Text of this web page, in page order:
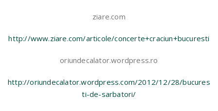
ziare.com
http://www.ziare.com/articole/concerte+craciun+bucuresti
oriundecalator.wordpress.ro
http://oriundecalator.wordpress.com/2012/12/28/bucures
ti-de-sarbatori/